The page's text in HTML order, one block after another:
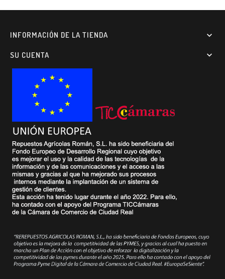
INFORMACIÓN DE LA TIENDA 
SU CUENTA 